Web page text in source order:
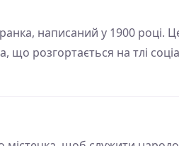
написаний у 1900 році.
що розгортається на тлі